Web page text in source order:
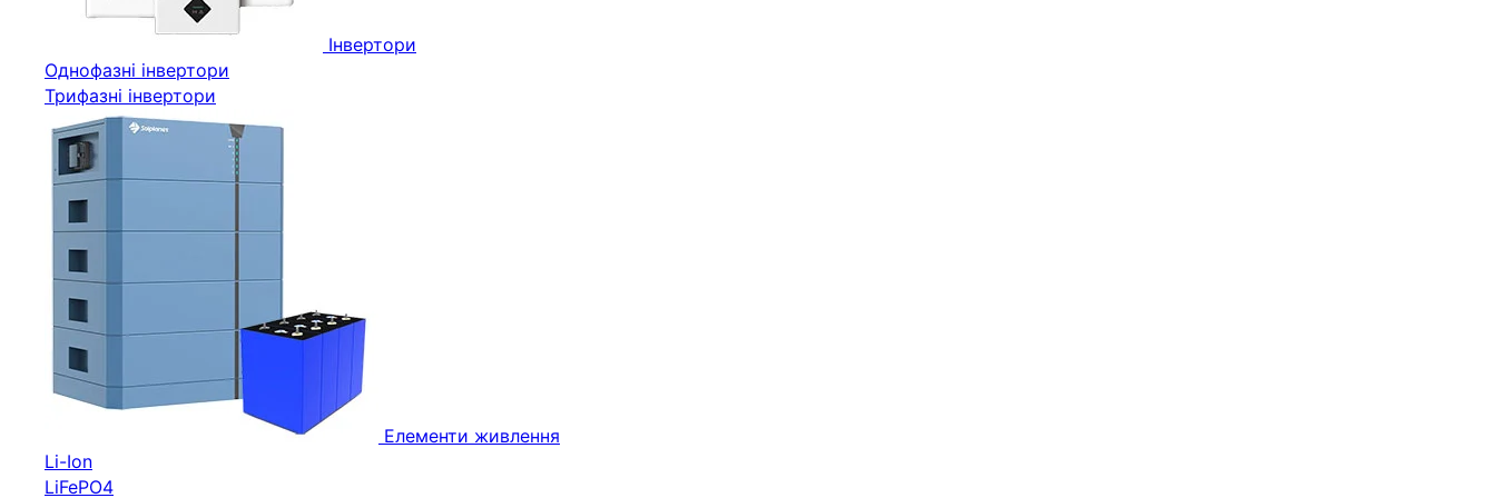
Інвертори
Однофазні інвертори
Трифазні інвертори
Елементи живлення
Li-Ion
LiFePO4